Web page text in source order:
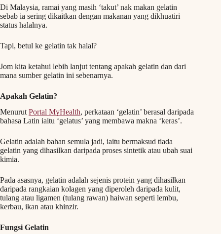
Di Malaysia, ramai yang masih ‘takut’ nak makan gelatin
sebab ia sering dikaitkan dengan makanan yang dikhuatiri
status halalnya.
Tapi, betul ke gelatin tak halal?
Jom kita ketahui lebih lanjut tentang apakah gelatin dan dari
mana sumber gelatin ini sebenarnya.
Apakah Gelatin?
Menurut Portal MyHealth, perkataan ‘gelatin’ berasal daripada
bahasa Latin iaitu ‘gelatus’ yang membawa makna ‘keras’.
Gelatin adalah bahan semula jadi, iaitu bermaksud tiada
gelatin yang dihasilkan daripada proses sintetik atau ubah suai
kimia.
Pada asasnya, gelatin adalah sejenis protein yang dihasilkan
daripada rangkaian kolagen yang diperoleh daripada kulit,
tulang atau ligamen (tulang rawan) haiwan seperti lembu,
kerbau, ikan atau khinzir.
Fungsi Gelatin